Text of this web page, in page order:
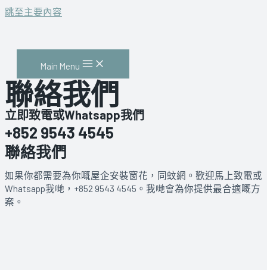
跳至主要內容
Main Menu
聯絡我們
立即致電或Whatsapp我們
+852 9543 4545
聯絡我們
如果你都需要為你嘅屋企安裝窗花，同蚊網。歡迎馬上致電或
Whatsapp我哋，+852 9543 4545。我哋會為你提供最合適嘅方
案。